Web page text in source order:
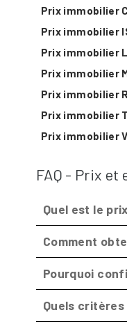
Prix immobilier
Prix immobilier
Prix immobilier
Prix immobilier
Prix immobilier
Prix immobilier
Prix immobilier
FAQ - Prix
Quel est le
Comment
Pourquoi
Quels critères